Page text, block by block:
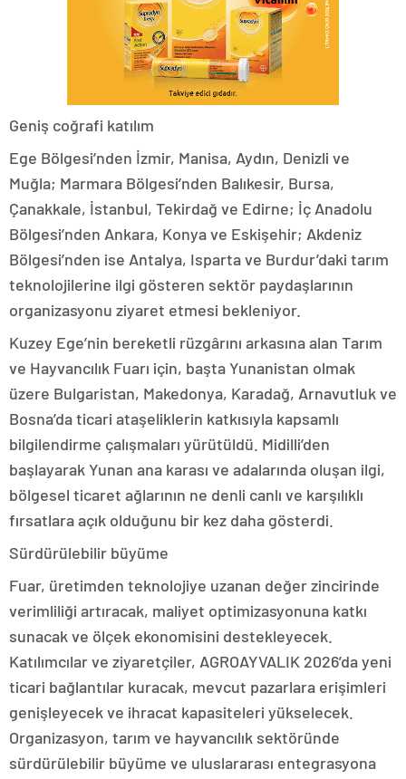
Geniş coğrafi katılım
Ege Bölgesi’nden İzmir, Manisa, Aydın, Denizli ve
Muğla; Marmara Bölgesi’nden Balıkesir, Bursa,
Çanakkale, İstanbul, Tekirdağ ve Edirne; İç Anadolu
Bölgesi’nden Ankara, Konya ve Eskişehir; Akdeniz
Bölgesi’nden ise Antalya, Isparta ve Burdur’daki tarım
teknolojilerine ilgi gösteren sektör paydaşlarının
organizasyonu ziyaret etmesi bekleniyor.
Kuzey Ege’nin bereketli rüzgârını arkasına alan Tarım
ve Hayvancılık Fuarı için, başta Yunanistan olmak
üzere Bulgaristan, Makedonya, Karadağ, Arnavutluk ve
Bosna’da ticari ataşeliklerin katkısıyla kapsamlı
bilgilendirme çalışmaları yürütüldü. Midilli’den
başlayarak Yunan ana karası ve adalarında oluşan ilgi,
bölgesel ticaret ağlarının ne denli canlı ve karşılıklı
fırsatlara açık olduğunu bir kez daha gösterdi.
Sürdürülebilir büyüme
Fuar, üretimden teknolojiye uzanan değer zincirinde
verimliliği artıracak, maliyet optimizasyonuna katkı
sunacak ve ölçek ekonomisini destekleyecek.
Katılımcılar ve ziyaretçiler, AGROAYVALIK 2026’da yeni
ticari bağlantılar kuracak, mevcut pazarlara erişimleri
genişleyecek ve ihracat kapasiteleri yükselecek.
Organizasyon, tarım ve hayvancılık sektöründe
sürdürülebilir büyüme ve uluslararası entegrasyona